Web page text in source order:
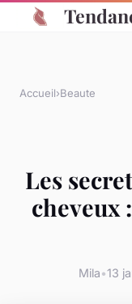
Accueil›Beaute
Les
cheveux
Mila•13